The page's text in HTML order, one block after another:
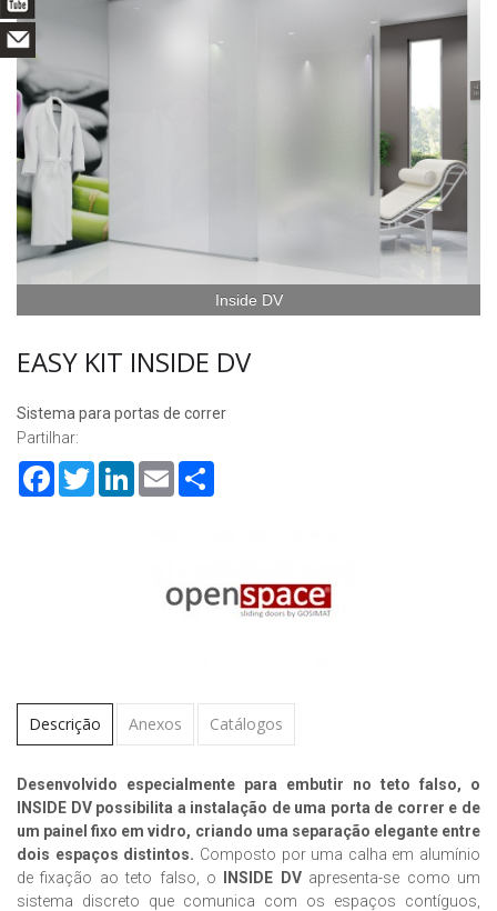
Inside DV
EASY KIT INSIDE DV
Sistema para portas de correr
Partilhar:
FacebookTwitterLinkedInEmail
Descrição Anexos Catálogos
Desenvolvido especialmente para embutir no teto falso, o
INSIDE DV possibilita a instalação de uma porta de correr e de
um painel fixo em vidro, criando uma separação elegante entre
dois espaços distintos. Composto por uma calha em alumínio
de fixação ao teto falso, o
INSIDE DV apresenta-se como um
sistema discreto que comunica com os espaços contíguos,